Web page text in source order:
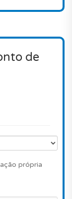
de
própria